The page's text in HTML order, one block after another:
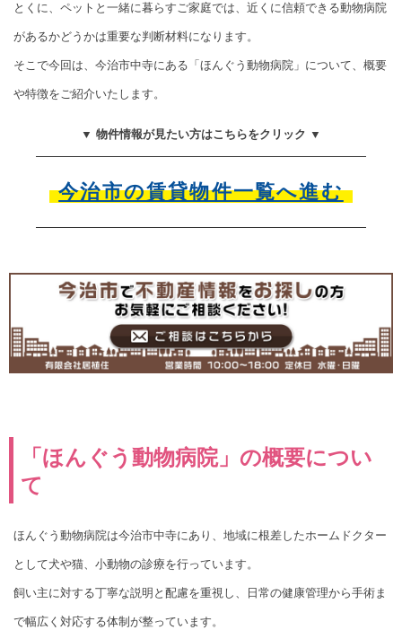
とくに、ペットと一緒に暮らすご家庭では、近くに信頼できる動物病院
があるかどうかは重要な判断材料になります。
そこで今回は、今治市中寺にある「ほんぐう動物病院」について、概要
や特徴をご紹介いたします。
▼ 物件情報が見たい方はこちらをクリック ▼
今治市の賃貸物件一覧へ進む
「ほんぐう動物病院」の概要につい
て
ほんぐう動物病院は今治市中寺にあり、地域に根差したホームドクター
として犬や猫、小動物の診療を行っています。
飼い主に対する丁寧な説明と配慮を重視し、日常の健康管理から手術ま
で幅広く対応する体制が整っています。